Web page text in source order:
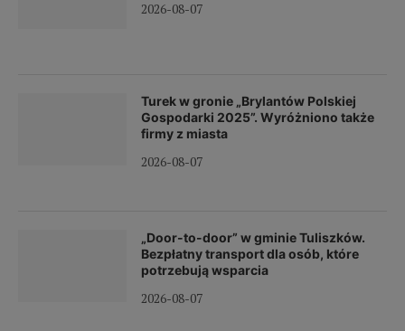
2026-08-07
Turek w gronie „Brylantów Polskiej
Gospodarki 2025”. Wyróżniono także
firmy z miasta
2026-08-07
„Door-to-door” w gminie Tuliszków.
Bezpłatny transport dla osób, które
potrzebują wsparcia
2026-08-07